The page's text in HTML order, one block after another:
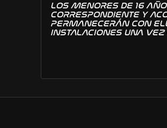
LOS MENORES DE 16
CORRESPONDIENTE Y
PERMANECERÁN CON
INSTALACIONES UNA